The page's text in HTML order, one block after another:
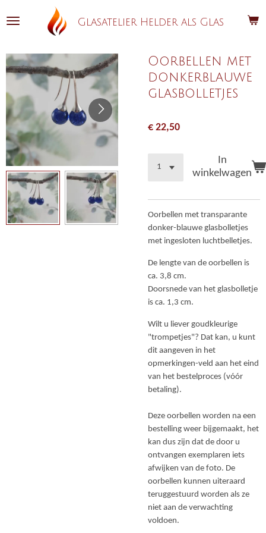
direct
hoofdinhoud
Glasatelier Helder als Glas
Oorbellen met
donkerblauwe
glasbolletjes
€ 22,50
In
winkelwagen
Oorbellen met transparante
donker-blauwe glasbolletjes
met ingesloten luchtbelletjes.
De lengte van de oorbellen is
ca. 3,8 cm.
Doorsnede van het glasbolletje
is ca. 1,3 cm.
Wilt u liever goudkleurige
"trompetjes"? Dat kan, u kunt
dit aangeven in het
opmerkingen-veld aan het eind
van het bestelproces (vóór
betaling).
Deze oorbellen worden na een
bestelling weer bijgemaakt, het
kan dus zijn dat de door u
ontvangen exemplaren iets
afwijken van de foto. De
oorbellen kunnen uiteraard
teruggestuurd worden als ze
niet aan de verwachting
voldoen.